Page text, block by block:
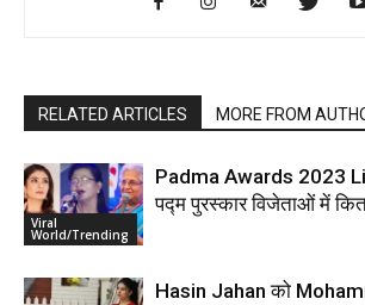
RELATED ARTICLES MORE FROM
Viral
World/Trending
Padma Awards 2023
पद्म पुरस्कार विजेताओं में
Hasin Jahan को